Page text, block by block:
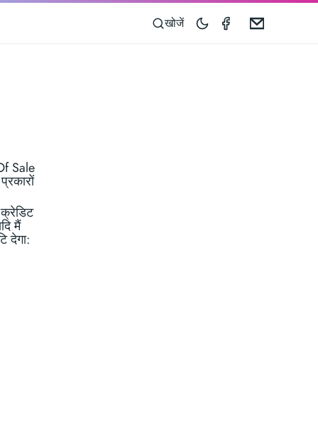
खोजें Taximeter on
Sale
मैं
देगा: